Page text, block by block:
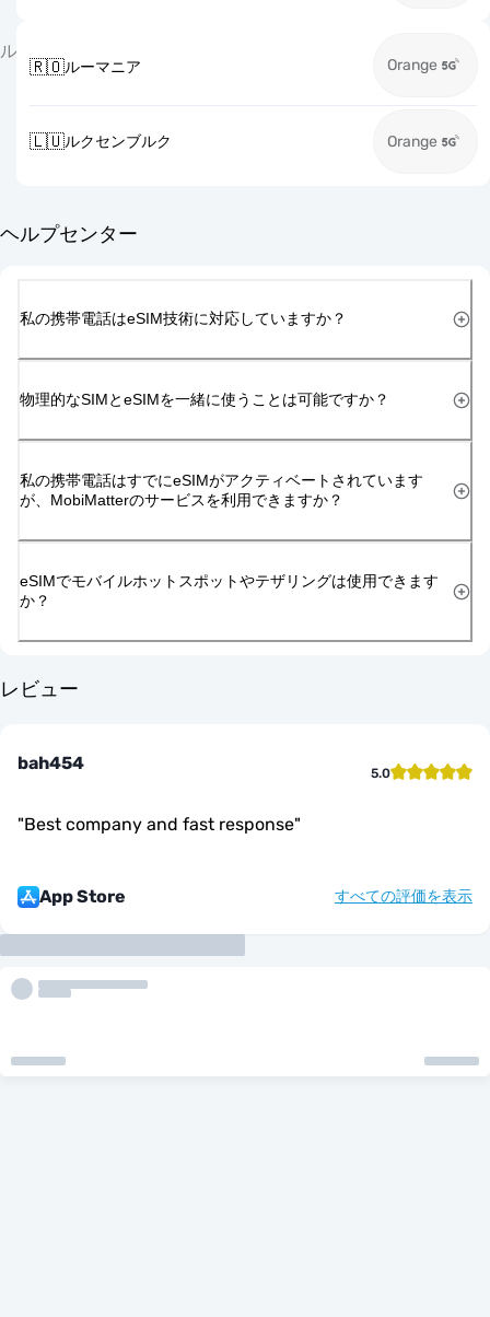
ル
🇷🇴ルーマニア Orange
🇱🇺ルクセンブルク Orange
ヘルプセンター
私の携帯電話はeSIM技術に対応していますか？
物理的なSIMとeSIMを一緒に使うことは可能ですか？
私の携帯電話はすでにeSIMがアクティベートされています
が、MobiMatterのサービスを利用できますか？
eSIMでモバイルホットスポットやテザリングは使用できます
か？
レビュー
bah454 5.0
"Best company and fast response"
App Store すべての評価を表示